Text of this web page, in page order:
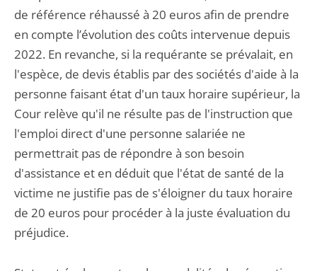
de référence réhaussé à 20 euros afin de prendre
en compte l’évolution des coûts intervenue depuis
2022. En revanche, si la requérante se prévalait, en
l'espèce, de devis établis par des sociétés d'aide à la
personne faisant état d'un taux horaire supérieur, la
Cour relève qu'il ne résulte pas de l'instruction que
l'emploi direct d'une personne salariée ne
permettrait pas de répondre à son besoin
d'assistance et en déduit que l'état de santé de la
victime ne justifie pas de s'éloigner du taux horaire
de 20 euros pour procéder à la juste évaluation du
préjudice.